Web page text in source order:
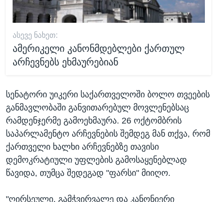
ᲐᲡᲔᲕᲔ ᲜᲐᲮᲔᲗ:
ამერიკელი კანონმდებლები ქართულ
არჩევნებს ეხმაურებიან
სენატორი უიკერი საქართველოში ბოლო თვეების
განმავლობაში განვითარებულ მოვლენებსაც
რამდენჯერმე გამოეხმაურა. 26 ოქტომბრის
საპარლამენტო არჩევნების შემდეგ მან თქვა, რომ
ქართველი ხალხი არჩევნებზე თავისი
დემოკრატიული უფლების გამოსაყენებლად
წავიდა, თუმცა შედეგად "ფარსი" მიიღო.
"ღირსეული, გამჭვირვალე და კანონიერი